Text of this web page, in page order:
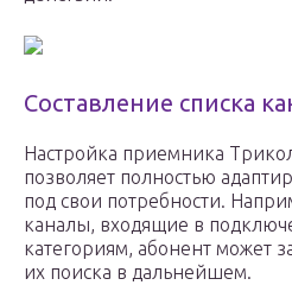
Составление списка
Настройка приемника
позволяет полностью
под свои потребности.
каналы, входящие в
категориям, абонент может
их поиска в дальнейшем.